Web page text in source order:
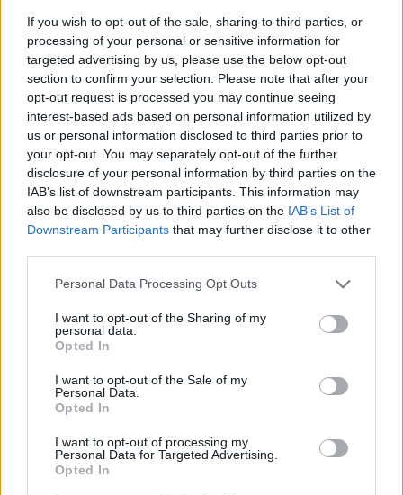
If you wish to opt-out of the sale, sharing to third parties, or
processing of your personal or sensitive information for
targeted advertising by us, please use the below opt-out
section to confirm your selection. Please note that after your
opt-out request is processed you may continue seeing
interest-based ads based on personal information utilized by
us or personal information disclosed to third parties prior to
your opt-out. You may separately opt-out of the further
disclosure of your personal information by third parties on the
IAB’s list of downstream participants. This information may
also be disclosed by us to third parties on the IAB’s List of
Downstream Participants that may further disclose it to other
Personal Data Processing Opt Outs
I want to opt-out of the Sharing of my
personal data.
Opted In
I want to opt-out of the Sale of my
Personal Data.
Opted In
I want to opt-out of processing my
Personal Data for Targeted Advertising.
Opted In
7 Ουρανοί Επ.180 Τελευταίο